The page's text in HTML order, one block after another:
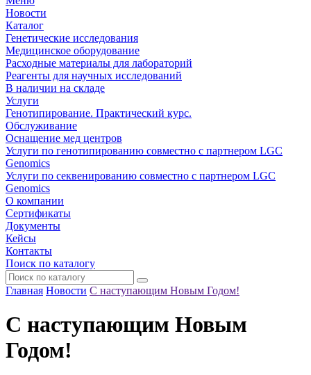
Новости
Каталог
Генетические исследования
Медицинское оборудование
Расходные материалы для лабораторий
Реагенты для научных исследований
В наличии на складе
Услуги
Генотипирование. Практический курс.
Обслуживание
Оснащение мед центров
Услуги по генотипированию совместно с партнером LGC
Genomics
Услуги по секвенированию совместно с партнером LGC
Genomics
О компании
Сертификаты
Документы
Кейсы
Контакты
Поиск по каталогу
Главная Новости С наступающим Новым Годом!
С наступающим Новым
Годом!